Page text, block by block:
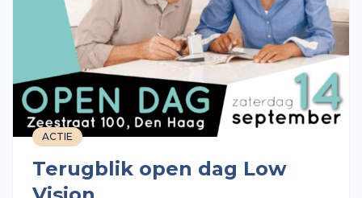
ACTIE
Terugblik open dag Low